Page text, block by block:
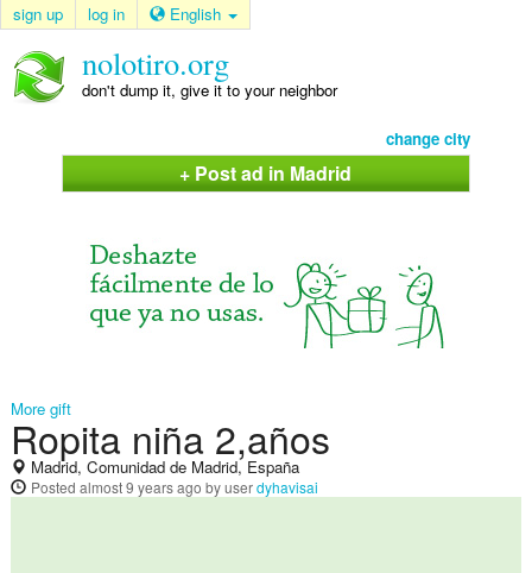
sign up log in English
nolotiro.org
don't dump it, give it to your neighbor
change city
+ Post ad in Madrid
More gift
Ropita niña 2,años
Madrid, Comunidad de Madrid, España
Posted almost 9 years ago by userdyhavisai